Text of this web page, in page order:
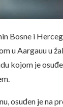
Bosne i
u Aargauu u
kojom je
osuđen je na